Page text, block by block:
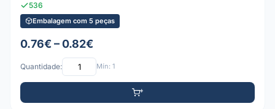
536
Embalagem com 5 peças
0.76€ – 0.82€
Quantidade: Mín: 1